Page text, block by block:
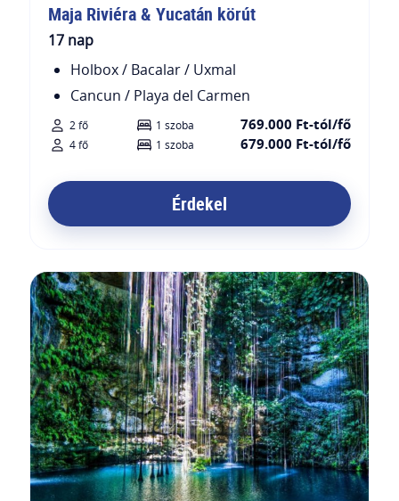
Maja Riviéra & Yucatán körút
17 nap
Holbox / Bacalar / Uxmal
Cancun / Playa del Carmen
2 fő 1 szoba 769.000 Ft-tól/fő
4 fő 1 szoba 679.000 Ft-tól/fő
Érdekel